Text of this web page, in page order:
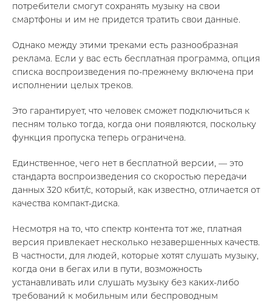
потребители смогут сохранять музыку на свои
смартфоны и им не придется тратить свои данные.
Однако между этими треками есть разнообразная
реклама. Если у вас есть бесплатная программа, опция
списка воспроизведения по-прежнему включена при
исполнении целых треков.
Это гарантирует, что человек сможет подключиться к
песням только тогда, когда они появляются, поскольку
функция пропуска теперь ограничена.
Единственное, чего нет в бесплатной версии, — это
стандарта воспроизведения со скоростью передачи
данных 320 кбит/с, который, как известно, отличается от
качества компакт-диска.
Несмотря на то, что спектр контента тот же, платная
версия привлекает несколько незавершенных качеств.
В частности, для людей, которые хотят слушать музыку,
когда они в бегах или в пути, возможность
устанавливать или слушать музыку без каких-либо
требований к мобильным или беспроводным